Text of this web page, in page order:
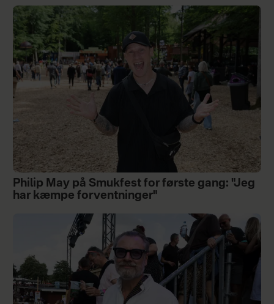
Philip May på Smukfest for første gang: "Jeg
har kæmpe forventninger"